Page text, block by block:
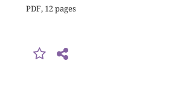
PDF, 12 pages